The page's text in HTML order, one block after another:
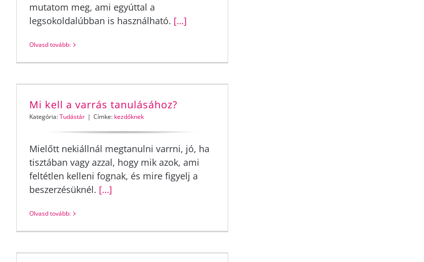
mutatom meg, ami egyúttal a
legsokoldalúbban is használható. […]
Olvasd tovább:
Mi kell a varrás tanulásához?
Kategória:Tudástár | Címke: kezdőknek
Mielőtt nekiállnál megtanulni varrni, jó, ha
tisztában vagy azzal, hogy mik azok, ami
feltétlen kelleni fognak, és mire figyelj a
beszerzésüknél. […]
Olvasd tovább: